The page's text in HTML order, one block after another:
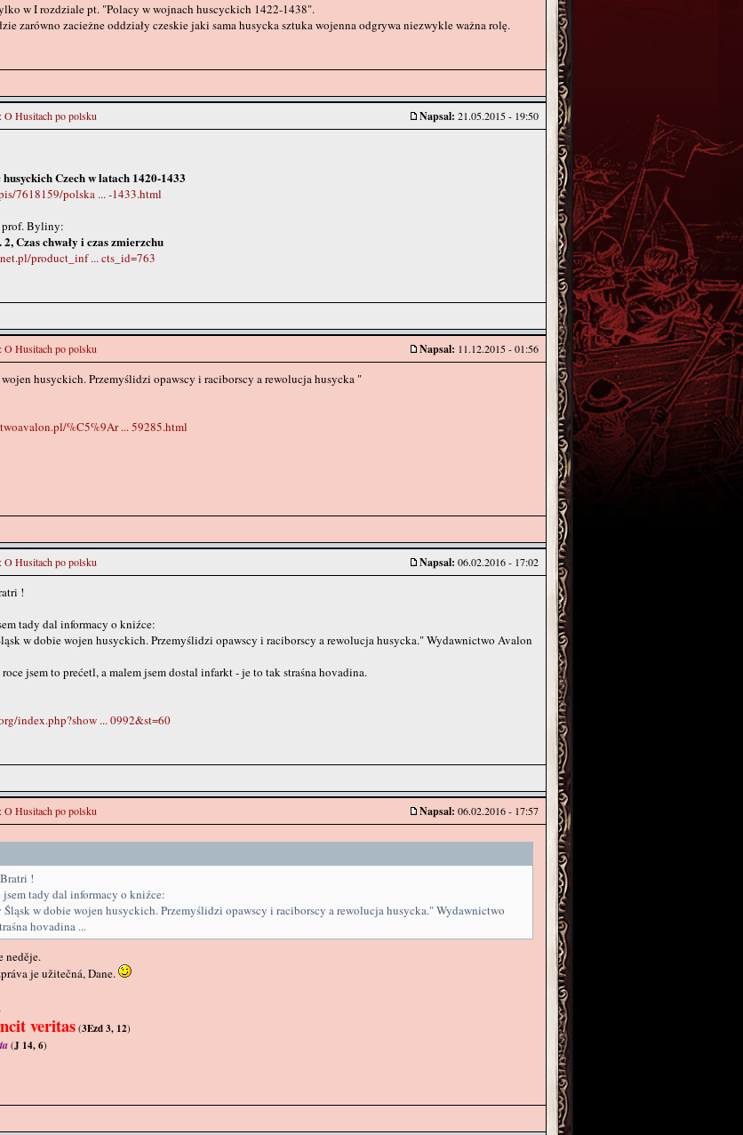
w I rozdziale pt. "Polacy w wojnach huscyckich 1422-1438".
zarówno zacieżne oddziały czeskie jaki sama husycka sztuka wojenna odgrywa niezwykle ważna rolę.
O Husitach po polsku Napsal: 21.05.2015 - 19:50
Czech w latach 1420-1433
7618159/polska ... -1433.html
prof. Byliny:
Czas chwały i czas zmierzchu
product_inf ... cts_id=763
O Husitach po polsku Napsal: 11.12.2015 - 01:56
husyckich. Przemyślidzi opawscy i raciborscy a rewolucja husycka "
%C5%9Ar ... 59285.html
O Husitach po polsku Napsal: 06.02.2016 - 17:02
!
tady dal informacy o kniźce:
w dobie wojen husyckich. Przemyślidzi opawscy i raciborscy a rewolucja husycka." Wydawnictwo Avalon
jsem to prećetl, a malem jsem dostal infarkt - je to tak straśna hovadina.
index.php?show ... 0992&st=60
O Husitach po polsku Napsal: 06.02.2016 - 17:57
!
tady dal informacy o kniźce:
w dobie wojen husyckich. Przemyślidzi opawscy i raciborscy a rewolucja husycka." Wydawnictwo
hovadina ...
neděje.
je užitečná, Dane.
veritas (3Ezd 3, 12)
(J 14, 6)